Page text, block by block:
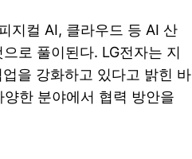
지컬 AI, 클라우드 등 AI 산
로 풀이된다. LG전자는 지
을 강화하고 있다고 밝힌 바
한 분야에서 협력 방안을